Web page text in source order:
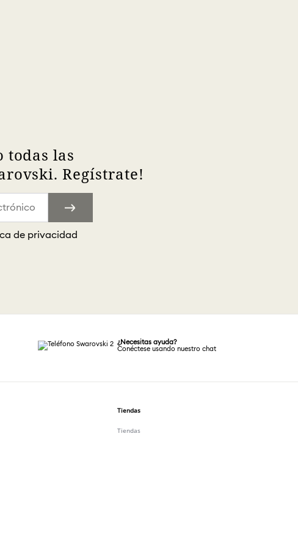
todas las
Regístrate!
de privacidad
¿Necesitas ayuda?
Conéctese usando nuestro chat
Tiendas
Tiendas